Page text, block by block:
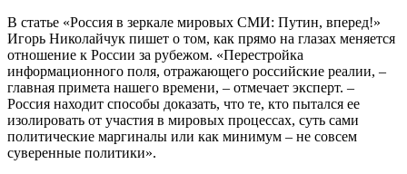
В статье «Россия в зеркале мировых СМИ: Путин, вперед!»
Игорь Николайчук пишет о том, как прямо на глазах меняется
отношение к России за рубежом. «Перестройка
информационного поля, отражающего российские реалии, –
главная примета нашего времени, – отмечает эксперт. –
Россия находит способы доказать, что те, кто пытался ее
изолировать от участия в мировых процессах, суть сами
политические маргиналы или как минимум – не совсем
суверенные политики».